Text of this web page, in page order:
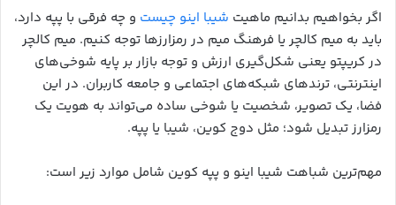
اگر بخواهیم بدانیم ماهیت شیبا اینو چیست و چه فرقی با پپه دارد،
باید به میم کالچر یا فرهنگ میم در رمزارزها توجه کنیم. میم کالچر
در کریپتو یعنی شکل‌گیری ارزش و توجه بازار بر پایه شوخی‌های
اینترنتی، ترندهای شبکه‌های اجتماعی و جامعه کاربران. در این
فضا، یک تصویر، شخصیت یا شوخی ساده می‌تواند به هویت یک
رمزارز تبدیل شود؛ مثل دوج کوین، شیبا یا پپه.
مهم‌ترین شباهت شیبا اینو و پپه کوین شامل موارد زیر است: